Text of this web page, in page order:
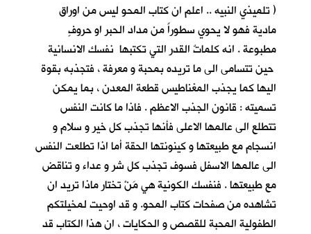
( تلميذي النبيه .. اعلم ان كتاب المحو ليس من اوراق
مادية فهو لا يحوي سطوراً من مداد الحبر او حروفٍ
مطبوعة . انه كلماتٌ القدر التي تكتبها نفسك الانسانية
حين تتسامى الى ما تريده بمحبة و معرفة ، فتجذبه بقوة
اليها كما يجذب المغناطيس قطعة المعدن ، بما يمكن
تسميته : قانون الجذب الاعظم . فاذا ما كانت النفس
تتطلع الى عالمها الاعلى فأنها تجذب كل خير و سلام و
انسجام مع طبيعتها و كينونتها الحقة أما اذا تطلعت النفس
الى عالمها الاسفل فسوف تجذب كل شر و عداء و تناقض
مع طبيعتها . فنفسك الكونية هي مَنْ تختار ماذا تريد ان
تشاهده من صفحات كتاب المحو. و قد اوحيت لمخيلتكم
الطفولية المحبة للقصص و الحكايات ، ان هذا الكتاب قد